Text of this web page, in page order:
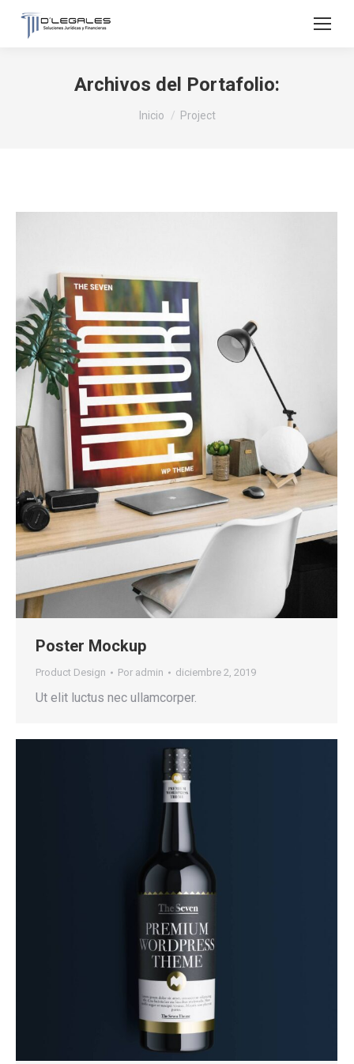
Archivos del Portafolio:
Estás aquí:
Inicio Project
Poster Mockup
Product Design Por admin diciembre 2, 2019
Ut elit luctus nec ullamcorper.